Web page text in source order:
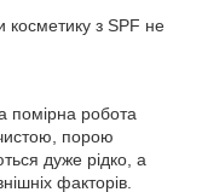
косметику з SPF не
помірна робота
порою
дуже рідко, а
факторів.